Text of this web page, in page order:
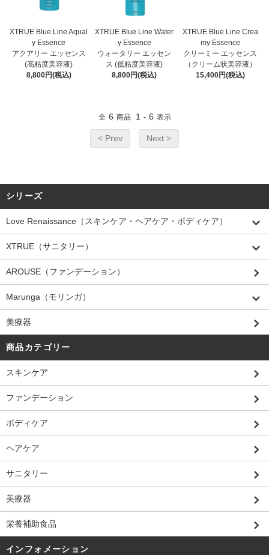
XTRUE Blue Line Aqual
y Essence
アクアリー エッセンス
(高粘度美容液)
8,800円(税込)
XTRUE Blue Line Water
y Essence
ウォータリー エッセン
ス (低粘度美容液)
8,800円(税込)
XTRUE Blue Line Crea
my Essence
クリーミー エッセンス
（クリーム状美容液）
15,400円(税込)
全 6 商品 1 - 6 表示
< Prev Next >
シリーズ
Love Renaissance（スキンケア・ヘアケア・ボディケア）
XTRUE（サニタリー）
AROUSE（ファンデーション）
Marunga（モリンガ）
美療器
商品カテゴリー
スキンケア
ファンデーション
ボディケア
ヘアケア
サニタリー
美療器
栄養補助食品
インフォメーション